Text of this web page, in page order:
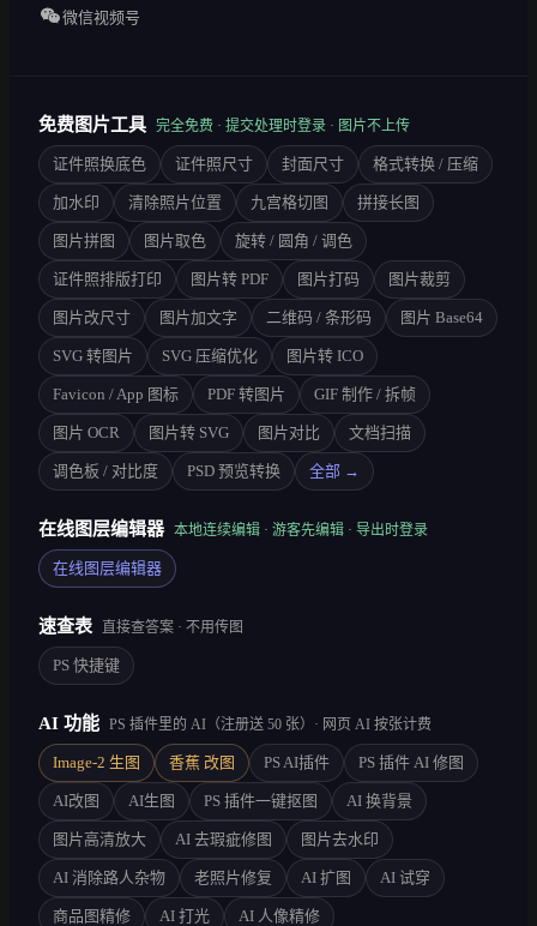
微信视频号
免费图片工具 完全免费 · 提交处理时登录 · 图片不上传
证件照换底色 证件照尺寸 封面尺寸 格式转换 / 压缩
加水印 清除照片位置 九宫格切图 拼接长图
图片拼图 图片取色 旋转 / 圆角 / 调色
证件照排版打印 图片转 PDF 图片打码 图片裁剪
图片改尺寸 图片加文字 二维码 / 条形码 图片 Base64
SVG 转图片 SVG 压缩优化 图片转 ICO
Favicon / App 图标 PDF 转图片 GIF 制作 / 拆帧
图片 OCR 图片转 SVG 图片对比 文档扫描
调色板 / 对比度 PSD 预览转换 全部 →
在线图层编辑器 本地连续编辑 · 游客先编辑 · 导出时登录
在线图层编辑器
速查表 直接查答案 · 不用传图
PS 快捷键
AI 功能 PS 插件里的 AI（注册送 50 张）· 网页 AI 按张计费
Image-2 生图 香蕉 改图 PS AI插件 PS 插件 AI 修图
AI改图 AI生图 PS 插件一键抠图 AI 换背景
图片高清放大 AI 去瑕疵修图 图片去水印
AI 消除路人杂物 老照片修复 AI 扩图 AI 试穿
商品图精修 AI 打光 AI 人像精修